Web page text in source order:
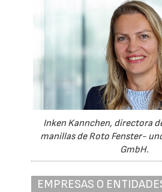
Inken Kannchen, directora
manillas de Roto Fenster-
GmbH.
EMPRESAS O